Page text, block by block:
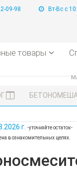
09-98 Вт-Вс с
товары
г. -уточняйте остаток-
в ознакомительных целях.